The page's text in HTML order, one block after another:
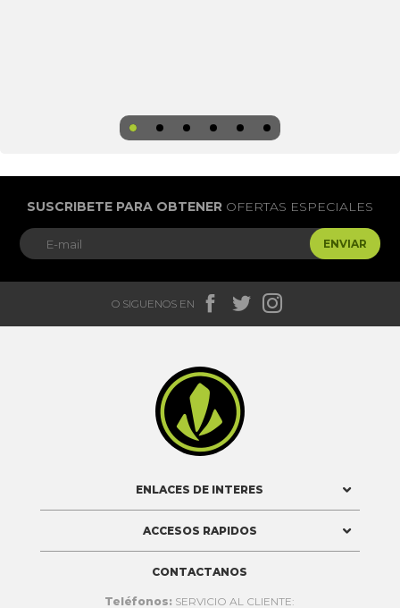
SUSCRIBETE PARA OBTENER OFERTAS ESPECIALES
ENVIAR
O SIGUENOS EN   

ENLACES DE INTERES
ACCESOS RAPIDOS
CONTACTANOS
Teléfonos: SERVICIO AL CLIENTE: